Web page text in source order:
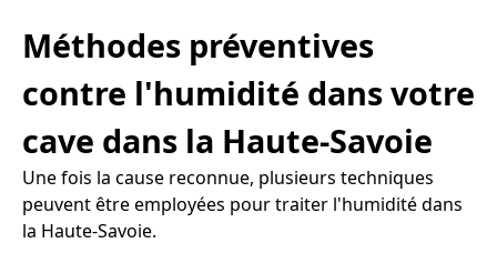
Méthodes préventives
contre l'humidité dans votre
cave dans la Haute-Savoie
Une fois la cause reconnue, plusieurs techniques
peuvent être employées pour traiter l'humidité dans
la Haute-Savoie.